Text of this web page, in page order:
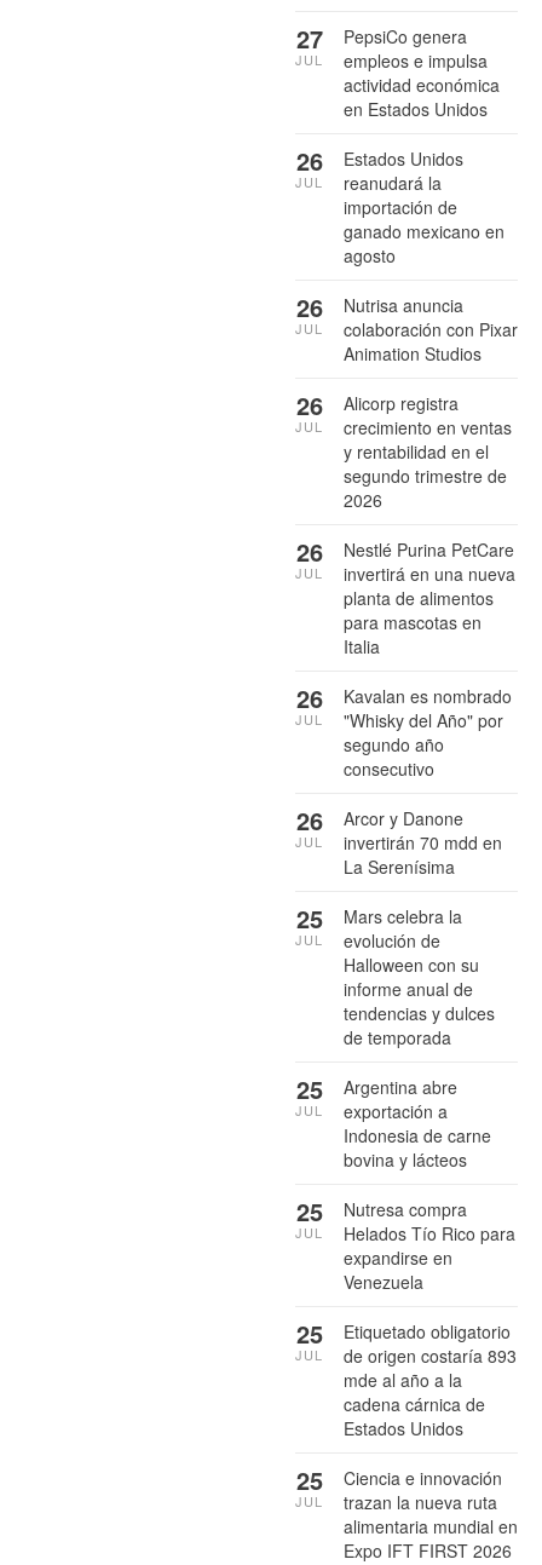
PepsiCo genera
empleos e impulsa
actividad económica
en Estados Unidos
27
JUL
Estados Unidos
reanudará la
importación de
ganado mexicano en
agosto
26
JUL
Nutrisa anuncia
colaboración con Pixar
Animation Studios
26
JUL
Alicorp registra
crecimiento en ventas
y rentabilidad en el
segundo trimestre de
2026
26
JUL
Nestlé Purina PetCare
invertirá en una nueva
planta de alimentos
para mascotas en
Italia
26
JUL
Kavalan es nombrado
"Whisky del Año" por
segundo año
consecutivo
26
JUL
Arcor y Danone
invertirán 70 mdd en
La Serenísima
26
JUL
Mars celebra la
evolución de
Halloween con su
informe anual de
tendencias y dulces
de temporada
25
JUL
Argentina abre
exportación a
Indonesia de carne
bovina y lácteos
25
JUL
Nutresa compra
Helados Tío Rico para
expandirse en
Venezuela
25
JUL
Etiquetado obligatorio
de origen costaría 893
mde al año a la
cadena cárnica de
Estados Unidos
25
JUL
Ciencia e innovación
trazan la nueva ruta
alimentaria mundial en
Expo IFT FIRST 2026
25
JUL